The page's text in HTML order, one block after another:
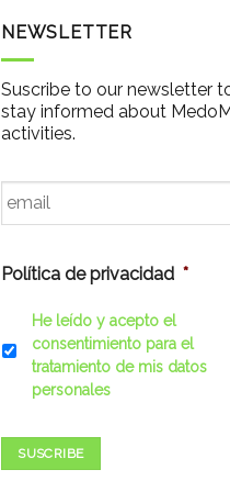
NEWSLETTER
Suscribe to our newsletter
stay informed about
activities.
Email *
Política de privacidad *
He leído y acepto el
consentimiento para el
tratamiento de mis datos
personales
SUSCRIBE